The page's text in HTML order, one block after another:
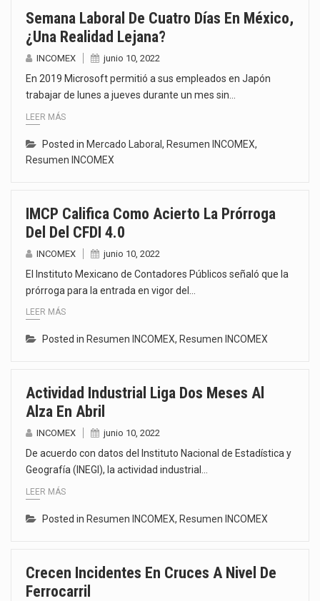
Solo el 17.8 % de las empresas en México se considera totalmente preparada para la…
Los créditos fiscales determinados a empresas IMMEX rara vez nacen de una interpretación equivocada de…
El Departamento de Agricultura de Estados Unidos (USDA) suspendió el 5 de agosto de 2026…
Semana Laboral De Cuatro Días En México,
¿una Realidad Lejana?
INCOMEX junio 10, 2022
En 2019 Microsoft permitió a sus empleados en Japón
trabajar de lunes a jueves durante un mes sin…
LEER MÁS
Posted in Mercado Laboral, Resumen INCOMEX,
Resumen INCOMEX
IMCP Califica Como Acierto La Prórroga
Del Del CFDI 4.0
INCOMEX junio 10, 2022
El Instituto Mexicano de Contadores Públicos señaló que la
prórroga para la entrada en vigor del…
LEER MÁS
Posted in Resumen INCOMEX, Resumen INCOMEX
Actividad Industrial Liga Dos Meses Al
Alza En Abril
INCOMEX junio 10, 2022
De acuerdo con datos del Instituto Nacional de Estadística y
Geografía (INEGI), la actividad industrial…
LEER MÁS
Posted in Resumen INCOMEX, Resumen INCOMEX
Crecen Incidentes En Cruces A Nivel De
Ferrocarril